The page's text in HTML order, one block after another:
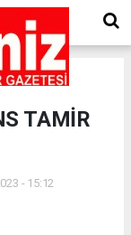
TAMİR
- 15:12